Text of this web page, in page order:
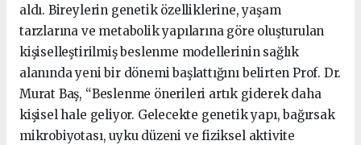
aldı. Bireylerin genetik özelliklerine, yaşam
tarzlarına ve metabolik yapılarına göre oluşturulan
kişiselleştirilmiş beslenme modellerinin sağlık
alanında yeni bir dönemi başlattığını belirten Prof. Dr.
Murat Baş, “Beslenme önerileri artık giderek daha
kişisel hale geliyor. Gelecekte genetik yapı, bağırsak
mikrobiyotası, uyku düzeni ve fiziksel aktivite